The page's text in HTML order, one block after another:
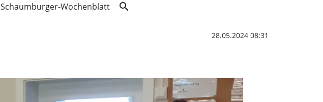
Schaumburger-Wochenblatt search
28.05.2024 08:31